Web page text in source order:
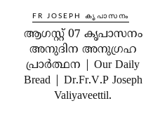
FR JOSEPH കൃപാസനം
ആഗസ്റ്റ് 07 കൃപാസനം
അനുദിന അനുഗ്രഹ
പ്രാർത്ഥന | Our Daily
Bread | Dr.Fr.V.P Joseph
Valiyaveettil.